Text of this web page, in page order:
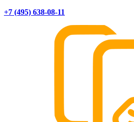
+7 (495) 638-08-11